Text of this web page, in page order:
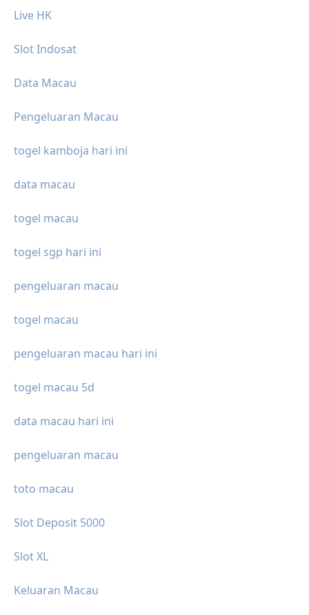
Live HK
Slot Indosat
Data Macau
Pengeluaran Macau
togel kamboja hari ini
data macau
togel macau
togel sgp hari ini
pengeluaran macau
togel macau
pengeluaran macau hari ini
togel macau 5d
data macau hari ini
pengeluaran macau
toto macau
Slot Deposit 5000
Slot XL
Keluaran Macau